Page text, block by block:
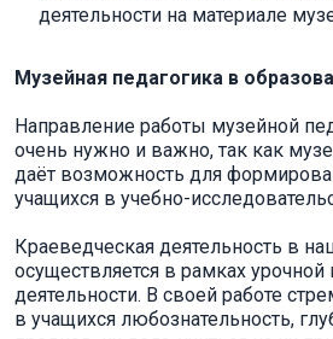
деятельности на материале
Музейная педагогика в
Направление работы музейной
очень нужно и важно, так как
даёт возможность для
учащихся в учебно-
Краеведческая деятельность в
осуществляется в рамках урочной
деятельности. В своей работе
в учащихся любознательность,